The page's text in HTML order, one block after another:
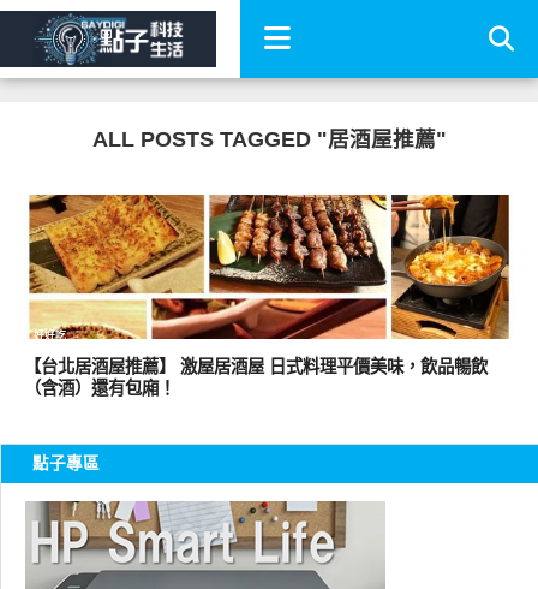
ALL POSTS TAGGED "居酒屋推薦"
好好吃
【台北居酒屋推薦】 激屋居酒屋 日式料理平價美味，飲品暢飲
（含酒）還有包廂！
點子專區